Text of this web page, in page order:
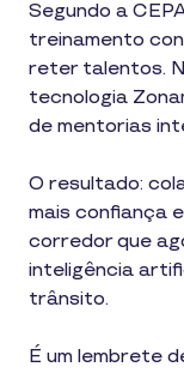
Segundo a
treinamento
reter talentos.
tecnologia
de mentorias
O resultado:
mais confiança
corredor que
inteligência
trânsito.
É um lembrete